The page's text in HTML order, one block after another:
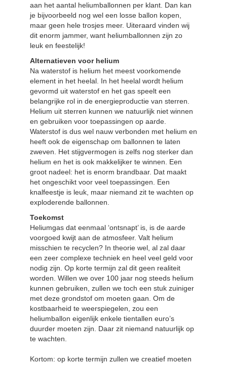
aan het aantal heliumballonnen per klant. Dan kan
je bijvoorbeeld nog wel een losse ballon kopen,
maar geen hele trosjes meer. Uiteraard vinden wij
dit enorm jammer, want heliumballonnen zijn zo
leuk en feestelijk!
Alternatieven voor helium
Na waterstof is helium het meest voorkomende
element in het heelal. In het heelal wordt helium
gevormd uit waterstof en het gas speelt een
belangrijke rol in de energieproductie van sterren.
Helium uit sterren kunnen we natuurlijk niet winnen
en gebruiken voor toepassingen op aarde.
Waterstof is dus wel nauw verbonden met helium en
heeft ook de eigenschap om ballonnen te laten
zweven. Het stijgvermogen is zelfs nog sterker dan
helium en het is ook makkelijker te winnen. Een
groot nadeel: het is enorm brandbaar. Dat maakt
het ongeschikt voor veel toepassingen. Een
knalfeestje is leuk, maar niemand zit te wachten op
exploderende ballonnen.
Toekomst
Heliumgas dat eenmaal ‘ontsnapt’ is, is de aarde
voorgoed kwijt aan de atmosfeer. Valt helium
misschien te recyclen? In theorie wel, al zal daar
een zeer complexe techniek en heel veel geld voor
nodig zijn. Op korte termijn zal dit geen realiteit
worden. Willen we over 100 jaar nog steeds helium
kunnen gebruiken, zullen we toch een stuk zuiniger
met deze grondstof om moeten gaan. Om de
kostbaarheid te weerspiegelen, zou een
heliumballon eigenlijk enkele tientallen euro’s
duurder moeten zijn. Daar zit niemand natuurlijk op
te wachten.
Kortom: op korte termijn zullen we creatief moeten